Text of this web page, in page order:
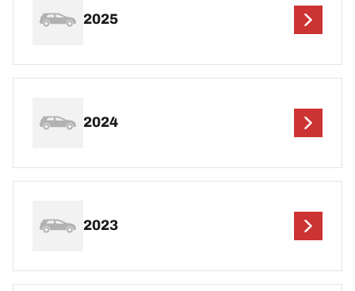
2025
2024
2023